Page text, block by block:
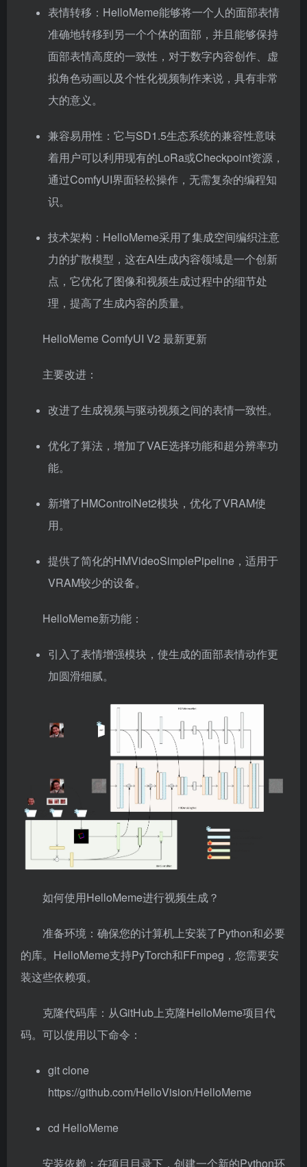
表情转移：HelloMeme能够将一个人的面部表情
准确地转移到另一个个体的面部，并且能够保持
面部表情高度的一致性，对于数字内容创作、虚
拟角色动画以及个性化视频制作来说，具有非常
大的意义。
兼容易用性：它与SD1.5生态系统的兼容性意味
着用户可以利用现有的LoRa或Checkpoint资源，
通过ComfyUI界面轻松操作，无需复杂的编程知
识。
技术架构：HelloMeme采用了集成空间编织注意
力的扩散模型，这在AI生成内容领域是一个创新
点，它优化了图像和视频生成过程中的细节处
理，提高了生成内容的质量。
HelloMeme ComfyUI V2 最新更新
主要改进：
改进了生成视频与驱动视频之间的表情一致性。
优化了算法，增加了VAE选择功能和超分辨率功
能。
新增了HMControlNet2模块，优化了VRAM使
用。
提供了简化的HMVideoSimplePipeline，适用于
VRAM较少的设备。
HelloMeme新功能：
引入了表情增强模块，使生成的面部表情动作更
加圆滑细腻。
如何使用HelloMeme进行视频生成？
准备环境：确保您的计算机上安装了Python和必要
的库。HelloMeme支持PyTorch和FFmpeg，您需要安
装这些依赖项。
克隆代码库：从GitHub上克隆HelloMeme项目代
码。可以使用以下命令：
git clone
https://github.com/HelloVision/HelloMeme
cd HelloMeme
安装依赖：在项目目录下，创建一个新的Python环